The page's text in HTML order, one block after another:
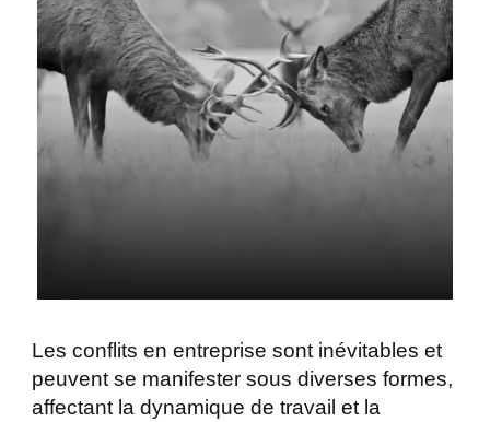
Les conflits en entreprise sont inévitables et
peuvent se manifester sous diverses formes,
affectant la dynamique de travail et la